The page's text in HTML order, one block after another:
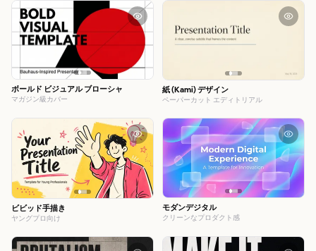
ボールド ビジュアル ブローシャ
マガジン級カバー
紙 (Kami) デザイン
ペーパーカット エディトリアル
ビビッド手描き
ヤングプロ向け
モダンデジタル
クリーンなプロダクト感